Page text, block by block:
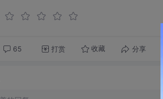
65 打赏 收藏 分享